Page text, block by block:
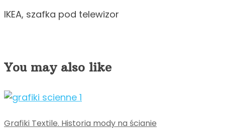
IKEA, szafka pod telewizor
You may also like
Grafiki Textile. Historia mody na ścianie